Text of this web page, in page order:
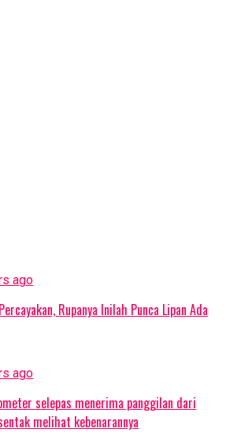
ago
Rupanya Inilah Punca Lipan Ada
ago
selepas menerima panggilan dari
melihat kebenarannya